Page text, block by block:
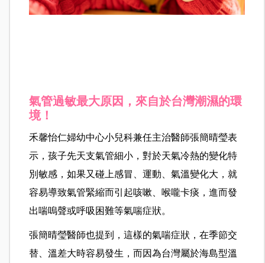
氣管過敏最大原因，來自於台灣潮濕的環
境！
禾馨怡仁婦幼中心小兒科兼任主治醫師張簡晴瑩表
示，孩子先天支氣管細小，對於天氣冷熱的變化特
別敏感，如果又碰上感冒、運動、氣溫變化大，就
容易導致氣管緊縮而引起咳嗽、喉嚨卡痰，進而發
出喘嗚聲或呼吸困難等氣喘症狀。
張簡晴瑩醫師也提到，這樣的氣喘症狀，在季節交
替、溫差大時容易發生，而因為台灣屬於海島型溫